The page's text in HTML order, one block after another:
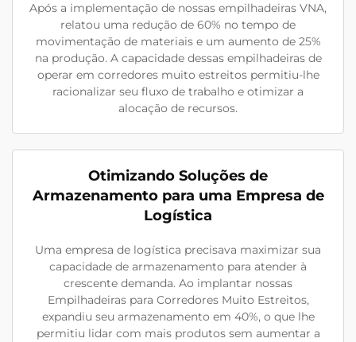
Após a implementação de nossas empilhadeiras VNA,
relatou uma redução de 60% no tempo de
movimentação de materiais e um aumento de 25%
na produção. A capacidade dessas empilhadeiras de
operar em corredores muito estreitos permitiu-lhe
racionalizar seu fluxo de trabalho e otimizar a
alocação de recursos.
Otimizando Soluções de
Armazenamento para uma Empresa de
Logística
Uma empresa de logística precisava maximizar sua
capacidade de armazenamento para atender à
crescente demanda. Ao implantar nossas
Empilhadeiras para Corredores Muito Estreitos,
expandiu seu armazenamento em 40%, o que lhe
permitiu lidar com mais produtos sem aumentar a